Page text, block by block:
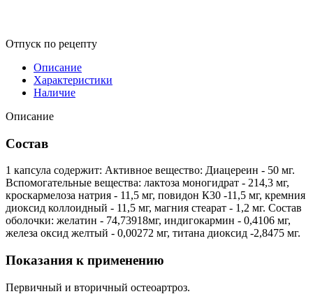
Отпуск по рецепту
Описание
Характеристики
Наличие
Описание
Состав
1 капсула содержит: Активное вещество: Диацереин - 50 мг.
Вспомогательные вещества: лактоза моногидрат - 214,3 мг,
кроскармелоза натрия - 11,5 мг, повидон К30 -11,5 мг, кремния
диоксид коллоидный - 11,5 мг, магния стеарат - 1,2 мг. Состав
оболочки: желатин - 74,73918мг, индигокармин - 0,4106 мг,
железа оксид желтый - 0,00272 мг, титана диоксид -2,8475 мг.
Показания к применению
Первичный и вторичный остеоартроз.